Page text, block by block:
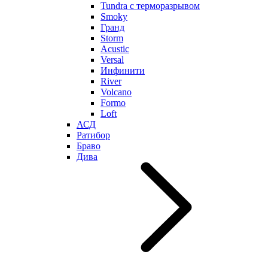
Tundra с терморазрывом
Smoky
Гранд
Storm
Acustic
Versal
Инфинити
River
Volcano
Formo
Loft
АСД
Ратибор
Браво
Дива